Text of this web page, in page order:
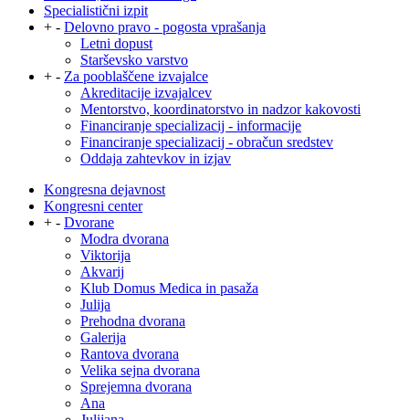
Specialistični izpit
+ - Delovno pravo - pogosta vprašanja
Letni dopust
Starševsko varstvo
+ - Za pooblaščene izvajalce
Akreditacije izvajalcev
Mentorstvo, koordinatorstvo in nadzor kakovosti
Financiranje specializacij - informacije
Financiranje specializacij - obračun sredstev
Oddaja zahtevkov in izjav
Kongresna dejavnost
Kongresni center
+ - Dvorane
Modra dvorana
Viktorija
Akvarij
Klub Domus Medica in pasaža
Julija
Prehodna dvorana
Galerija
Rantova dvorana
Velika sejna dvorana
Sprejemna dvorana
Ana